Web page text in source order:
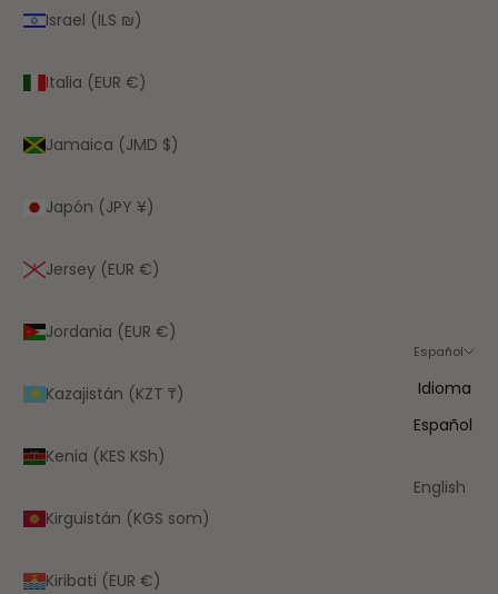
Israel (ILS ₪)
Italia (EUR €)
Jamaica (JMD $)
Japón (JPY ¥)
Jersey (EUR €)
Jordania (EUR €)
Kazajistán (KZT ₸)
Kenia (KES KSh)
Kirguistán (KGS som)
Kiribati (EUR €)
Español
Idioma
Español
English